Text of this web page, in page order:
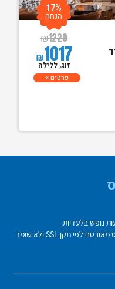
₪1220
₪1017
17%
הנחה
זוג, ללילה
פרטים
נופש בלעדיות.
הזמנה באתר ללא חיוב, התשלום במלון. הוטלס מאובטח לפי תקן SSL ולא שומר